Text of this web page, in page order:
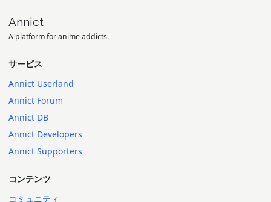
Annict
A platform for anime addicts.
サービス
Annict Userland
Annict Forum
Annict DB
Annict Developers
Annict Supporters
コンテンツ
コミュニティ